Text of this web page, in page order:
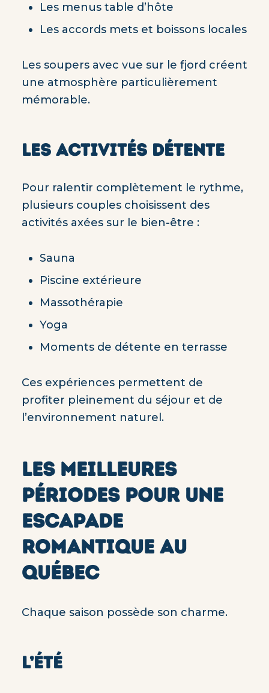
Les menus table d’hôte
Les accords mets et boissons locales
Les soupers avec vue sur le fjord créent
une atmosphère particulièrement
mémorable.
LES ACTIVITÉS DÉTENTE
Pour ralentir complètement le rythme,
plusieurs couples choisissent des
activités axées sur le bien-être :
Sauna
Piscine extérieure
Massothérapie
Yoga
Moments de détente en terrasse
Ces expériences permettent de
profiter pleinement du séjour et de
l’environnement naturel.
LES MEILLEURES
PÉRIODES POUR UNE
ESCAPADE
ROMANTIQUE AU
QUÉBEC
Chaque saison possède son charme.
L’ÉTÉ